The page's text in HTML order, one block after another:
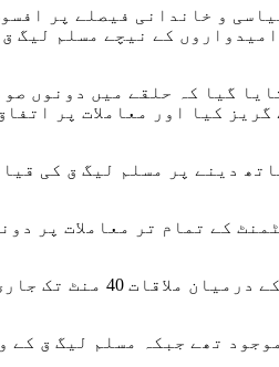
و خاندانی فیصلے پر
کے نیچے مسلم لیگ
گیا کہ حلقے میں دونوں
کیا اور معاملات پر
میں بھرپور ساتھ دینے پر مسلم لیگ
کے تمام تر معاملات پر
واضح رہے کہ نواز شریف تقریباً 15سال بعد چوہدری
تھے جبکہ مسلم لیگ ق کے